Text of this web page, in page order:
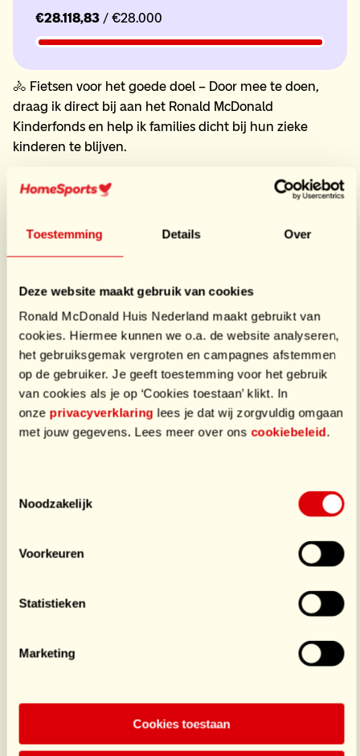
Toestemming Details Over
Deze website maakt gebruik van cookies
Ronald McDonald Huis Nederland maakt gebruikt van
cookies. Hiermee kunnen we o.a. de website analyseren,
het gebruiksgemak vergroten en campagnes afstemmen
op de gebruiker. Je geeft toestemming voor het gebruik
van cookies als je op ‘Cookies toestaan’ klikt. In
onze privacyverklaring lees je dat wij zorgvuldig omgaan
met jouw gegevens. Lees meer over ons cookiebeleid.
Noodzakelijk
Voorkeuren
Statistieken
Marketing
Cookies toestaan
€28.118,83 / €28.000
🚴 Fietsen voor het goede doel – Door mee te doen,
draag ik direct bij aan het Ronald McDonald
Kinderfonds en help ik families dicht bij hun zieke
kinderen te blijven.
ervoor dat ouders en kinderen in moeilijke tijden dicht
💪 Sportieve uitdaging – 500 kilometer in 24 uur is een
echte prestatie! Een mooie kans om mezelf fysiek en
🎉 Gezelligheid en teamspirit – Samen met ons team
het evenement beleven, ...
Meer lezen +
Teamleden
François
€2.718,50
Begeleider
/ €1.500